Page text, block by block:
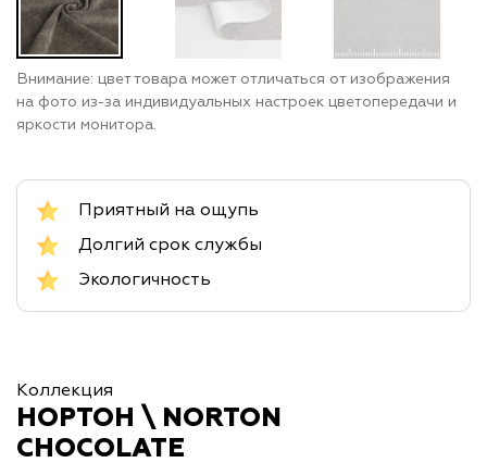
Внимание: цвет товара может отличаться от изображения
на фото из-за индивидуальных настроек цветопередачи и
яркости монитора.
Приятный на ощупь
Долгий срок службы
Экологичность
Коллекция
НОРТОН \ NORTON
CHOCOLATE